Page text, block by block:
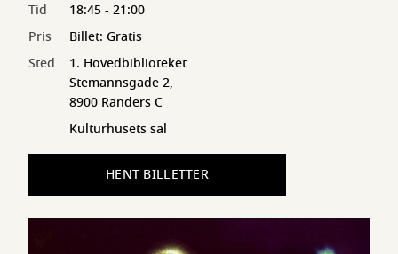
Tid
18:45 - 21:00
Pris
Billet: Gratis
Sted
1. Hovedbiblioteket
Stemannsgade 2,
8900 Randers C
Kulturhusets sal
HENT BILLETTER